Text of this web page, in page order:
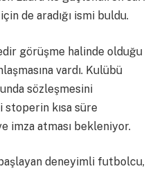
de aradığı ismi buldu.
görüşme halinde olduğu
vardı. Kulübü
sözleşmesini
stoperin kısa süre
imza atması bekleniyor.
deneyimli futbolcu,